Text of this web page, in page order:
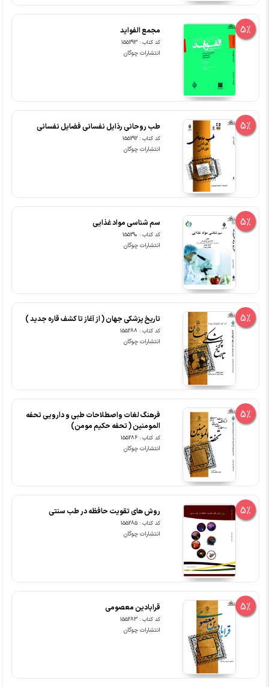
5% مجمع الفواید
کد کتاب : 155293
انتشارات چوگان
5% طب روحانی رذایل نفسانی فضایل نفسانی
کد کتاب : 155292
انتشارات چوگان
5% سم شناسی مواد غذایی
کد کتاب : 155290
انتشارات چوگان
5% تاریخ پزشکی جهان ( از آغاز تا کشف قاره جدید )
کد کتاب : 155288
انتشارات چوگان
5%
فرهنگ لغات واصطلاحات طبی و دارویی تحفه
المومنین ( تحفه حکیم مومن)
کد کتاب : 155286
انتشارات چوگان
5% روش های تقویت حافظه در طب سنتی
کد کتاب : 155285
انتشارات چوگان
5% قرابادین معصومی
کد کتاب : 155283
انتشارات چوگان